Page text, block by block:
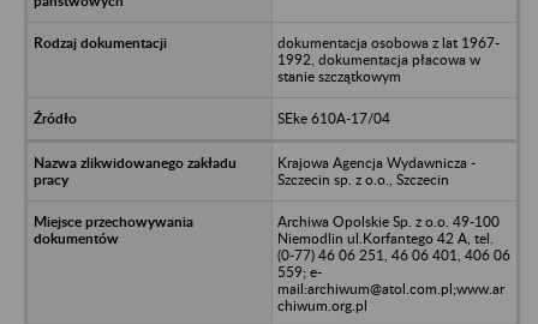
dokumentacja osobowa z lat 1967-
1992, dokumentacja płacowa w
stanie szczątkowym
SEke 610A-17/04
Krajowa Agencja Wydawnicza -
Szczecin sp. z o.o., Szczecin
Archiwa Opolskie Sp. z o.o. 49-100
Niemodlin ul.Korfantego 42 A, tel.
(0-77) 46 06 251, 46 06 401, 406 06
559; e-
mail:archiwum@atol.com.pl;www.ar
chiwum.org.pl